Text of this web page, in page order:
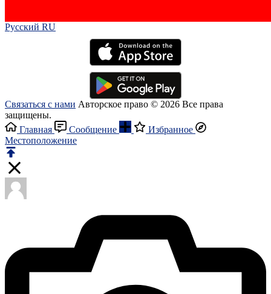
Русский RU‎
Связаться с нами Авторское право © 2026 Все права
защищены.
Главная
Сообщение
Избранное
Местоположение